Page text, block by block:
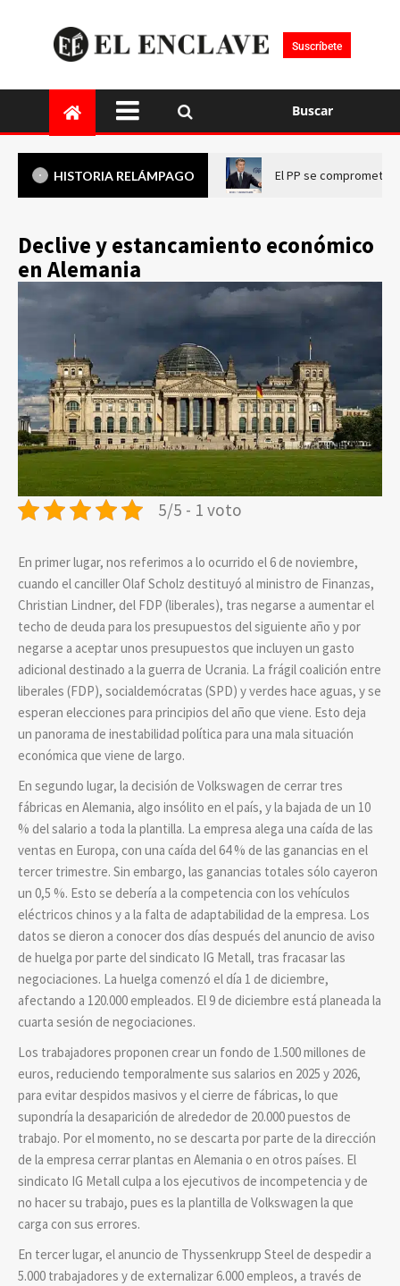
Suscríbete
Buscar
HISTORIA RELÁMPAGO El PP se compromete
Declive y estancamiento económico
en Alemania
5/5 - 1 voto
En primer lugar, nos referimos a lo ocurrido el 6 de noviembre,
cuando el canciller Olaf Scholz destituyó al ministro de Finanzas,
Christian Lindner, del FDP (liberales), tras negarse a aumentar el
techo de deuda para los presupuestos del siguiente año y por
negarse a aceptar unos presupuestos que incluyen un gasto
adicional destinado a la guerra de Ucrania. La frágil coalición entre
liberales (FDP), socialdemócratas (SPD) y verdes hace aguas, y se
esperan elecciones para principios del año que viene. Esto deja
un panorama de inestabilidad política para una mala situación
económica que viene de largo.
En segundo lugar, la decisión de Volkswagen de cerrar tres
fábricas en Alemania, algo insólito en el país, y la bajada de un 10
% del salario a toda la plantilla. La empresa alega una caída de las
ventas en Europa, con una caída del 64 % de las ganancias en el
tercer trimestre. Sin embargo, las ganancias totales sólo cayeron
un 0,5 %. Esto se debería a la competencia con los vehículos
eléctricos chinos y a la falta de adaptabilidad de la empresa. Los
datos se dieron a conocer dos días después del anuncio de aviso
de huelga por parte del sindicato IG Metall, tras fracasar las
negociaciones. La huelga comenzó el día 1 de diciembre,
afectando a 120.000 empleados. El 9 de diciembre está planeada la
cuarta sesión de negociaciones.
Los trabajadores proponen crear un fondo de 1.500 millones de
euros, reduciendo temporalmente sus salarios en 2025 y 2026,
para evitar despidos masivos y el cierre de fábricas, lo que
supondría la desaparición de alrededor de 20.000 puestos de
trabajo. Por el momento, no se descarta por parte de la dirección
de la empresa cerrar plantas en Alemania o en otros países. El
sindicato IG Metall culpa a los ejecutivos de incompetencia y de
no hacer su trabajo, pues es la plantilla de Volkswagen la que
carga con sus errores.
En tercer lugar, el anuncio de Thyssenkrupp Steel de despedir a
5.000 trabajadores y de externalizar 6.000 empleos, a través de